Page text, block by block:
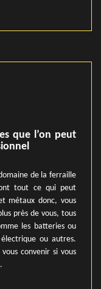
que l’on peut
de la ferraille
tout ce qui peut
métaux donc, vous
près de vous, tous
les batteries ou
ou autres.
convenir si vous